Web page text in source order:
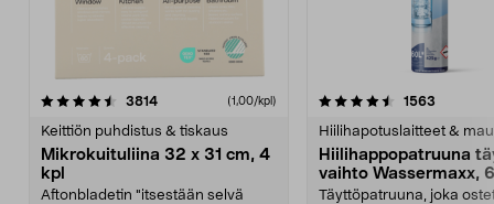
3814arvostelut (1,00/kpl)
Keittiön puhdistus & tiskaus
Mikrokuituliina 32 x 31 cm, 4
kpl
Aftonbladetin "itsestään selvä
4.5viidestä
1563
Hiilihapotuslaitteet &
Hiilihappopatruuna
vaihto Wassermaxx,
Täyttöpatruuna, joka
4.5viidestä